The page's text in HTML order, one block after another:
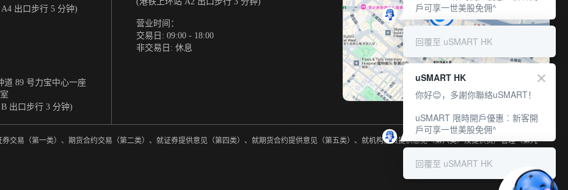
出口步行 5 分钟)
道 89 号力宝中心一座
出口步行 3 分钟)
营业时间：
交易日: 09:00 - 18:00
非交易日: 休息
交易（第一类）、期货合约交易（第二类）、就证券提供意见（第四类）、就期货合约提供意见（第五类）、就机构融资提供意见（第六类）及提供资产管理（第九
戶可享一世美股免佣^
回覆至 uSMART HK
uSMART HK
你好😊，多謝你聯絡uSMART！
uSMART 限時開戶優惠︰新客開
戶可享一世美股免佣^
回覆至 uSMART HK